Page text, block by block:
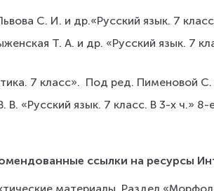
С. И. и др.«Русский язык. 7
Т. А. и др. «Русский язык. 7
7 класс».  Под ред. Пименовой
В. «Русский язык. 7 класс. В 3-х ч.»
ссылки на ресурсы